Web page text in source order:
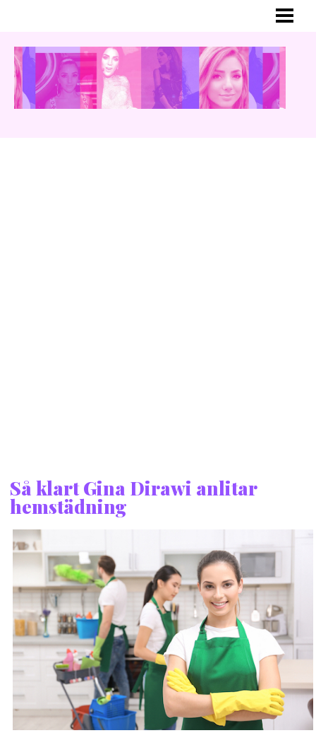
MER OM GINA
BLOGG
YOUTUBE
Så klart Gina Dirawi anlitar
hemstädning